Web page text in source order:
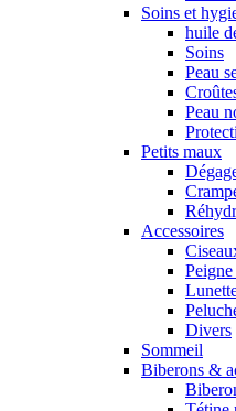
Soins et
huile
Soins
Peau
Peau
Petits maux
Accessoires
Peigne
Divers
Sommeil
Biberons &